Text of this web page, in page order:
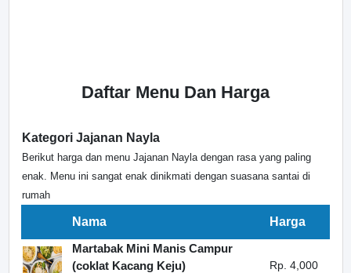
Daftar Menu Dan Harga
Kategori Jajanan Nayla
Berikut harga dan menu Jajanan Nayla dengan rasa yang paling
enak. Menu ini sangat enak dinikmati dengan suasana santai di
rumah
Nama
Harga
Martabak Mini Manis Campur
(coklat Kacang Keju)
Rp. 4,000